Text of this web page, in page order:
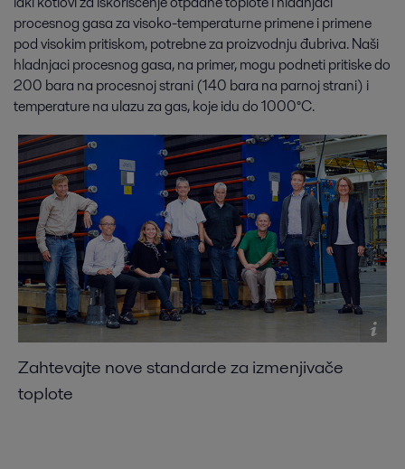
procesnog gasa za visoko-temperaturne primene i primene
pod visokim pritiskom, potrebne za proizvodnju đubriva. Naši
hladnjaci procesnog gasa, na primer, mogu podneti pritiske do
200 bara na procesnoj strani (140 bara na parnoj strani) i
temperature na ulazu za gas, koje idu do 1000°C.
Zahtevajte nove standarde za izmenjivače
toplote